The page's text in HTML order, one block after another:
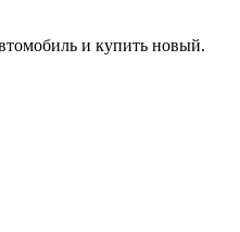
и купить новый.